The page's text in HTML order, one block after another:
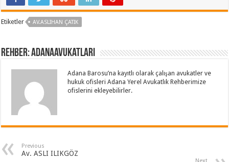
Etiketler AV.ASLIHAN ÇATIK
Rehber: AdanaAvukatlari
Adana Barosu’na kayıtlı olarak çalışan avukatler ve
hukuk ofisleri Adana Yerel Avukatlık Rehberimize
ofislerini ekleyebilirler.
Previous
Av. ASLI ILIKGÖZ
Next